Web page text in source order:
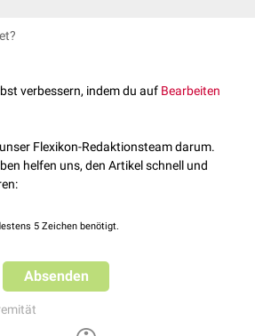
laufen auf den
Arteriae metacarpales dorsales
verbessern, indem du auf Bearbeiten
Flexikon-Redaktionsteam darum.
helfen uns, den Artikel schnell und
5 Zeichen benötigt.
Absenden